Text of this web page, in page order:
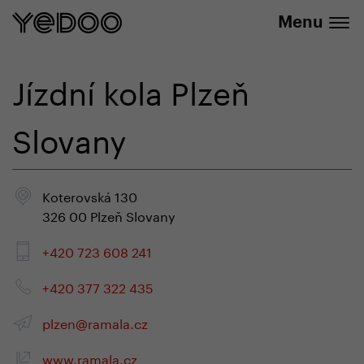
Menu
Jízdní kola Plzeň
Slovany
Koterovská 130
326 00 Plzeň Slovany
+420 723 608 241
+420 377 322 435
plzen@ramala.cz
www.ramala.cz